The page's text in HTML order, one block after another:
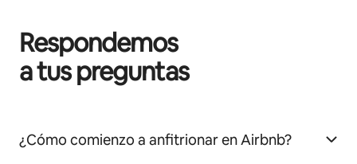
Respondemos
a tus preguntas
¿Cómo comienzo a anfitrionar en Airbnb?